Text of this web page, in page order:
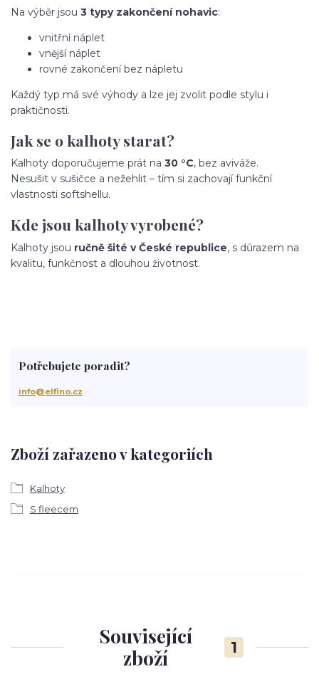
Na výběr jsou 3 typy zakončení nohavic:
vnitřní náplet
vnější náplet
rovné zakončení bez nápletu
Každý typ má své výhody a lze jej zvolit podle stylu i
praktičnosti.
Jak se o kalhoty starat?
Kalhoty doporučujeme prát na 30 °C, bez aviváže.
Nesušit v sušičce a nežehlit – tím si zachovají funkční
vlastnosti softshellu.
Kde jsou kalhoty vyrobené?
Kalhoty jsou ručně šité v České republice, s důrazem na
kvalitu, funkčnost a dlouhou životnost.
Zboží zařazeno v kategoriích
Kalhoty
S fleecem
Potřebujete poradit?
info@elfino.cz
Související
zboží
1